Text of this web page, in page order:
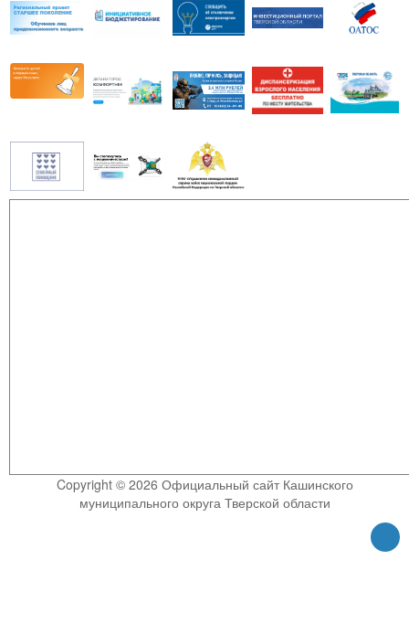
Copyright © 2026 Официальный сайт Кашинского
муниципального округа Тверской области